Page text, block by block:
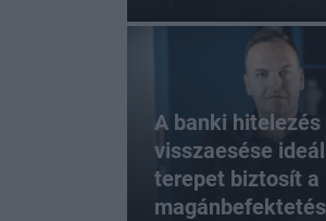
A banki hitelezés
visszaesése
terepet biztosít a